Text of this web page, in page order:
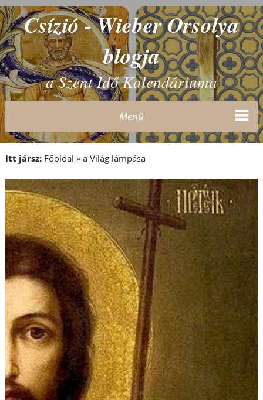
Csízió - Wieber Orsolya
blogja
a Szent Idő Kalendáriuma
Menü
Itt jársz: Főoldal » a Világ lámpása